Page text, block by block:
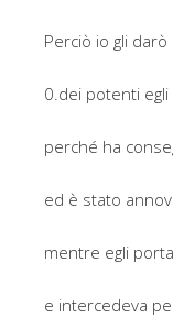
Perciò io gli
0.dei potenti
perché ha
ed è stato
mentre egli
e intercedeva